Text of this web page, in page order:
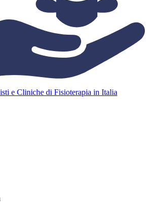
e Cliniche di Fisioterapia in Italia